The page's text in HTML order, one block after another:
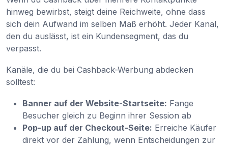
hinweg bewirbst, steigt deine Reichweite, ohne dass
sich dein Aufwand im selben Maß erhöht. Jeder Kanal,
den du auslässt, ist ein Kundensegment, das du
verpasst.
Kanäle, die du bei Cashback-Werbung abdecken
solltest:
Banner auf der Website-Startseite: Fange
Besucher gleich zu Beginn ihrer Session ab
Pop-up auf der Checkout-Seite: Erreiche Käufer
direkt vor der Zahlung, wenn Entscheidungen zur